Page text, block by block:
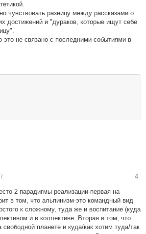
чувствовать разницу между рассказами о
достижений и "дураков, которые ищут себе
это не связано с последними событиями в
4
2 парадигмы реализации-первая на
в том, что альпинизм-это командный вид
к сложному, туда же и воспитание (куда
и в коллективе. Вторая в том, что
планете и куда/как хотим туда/так